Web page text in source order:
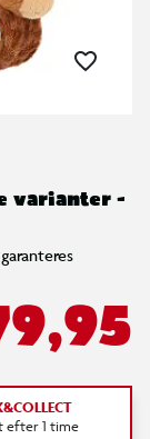
varianter -
efter 1 time